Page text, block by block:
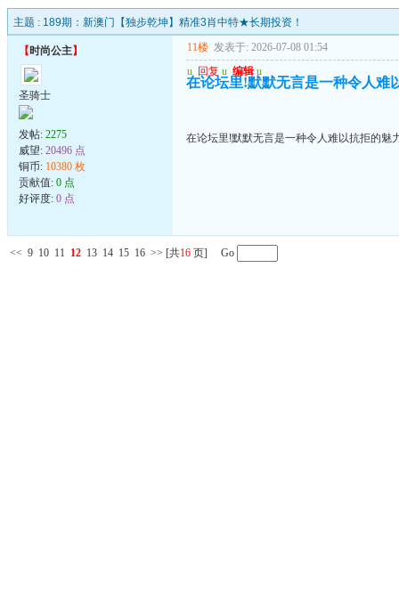
主题 : 189期：新澳门【独步乾坤】精准3肖中特★长期投资！
【时尚公主】
圣骑士
发帖: 2275
威望: 20496 点
铜币: 10380 枚
贡献值: 0 点
好评度: 0 点
11楼 发表于: 2026-07-08 01:54
u 回复 u 编辑 u
在论坛里!默默无言是一种令人难
在论坛里!默默无言是一种令人难以抗拒的魅
<< 9 10 11 12 13 14 15 16 >> [共16 页] Go